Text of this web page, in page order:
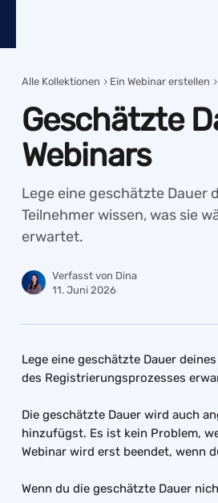
Alle Kollektionen Ein Webinar erstellen
Geschätzte
Webinars
Lege eine geschätzte Dauer
Teilnehmer wissen, was sie
erwartet.
Verfasst von Dina
11. Juni 2026
Lege eine geschätzte Dauer
des Registrierungsprozesses
Die geschätzte Dauer wird auch
hinzufügst. Es ist kein Problem,
Webinar wird erst beendet, wenn
Wenn du die geschätzte Dauer